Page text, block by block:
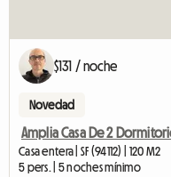
$131 / noche
Novedad
Amplia Casa De 2
Casa entera | SF (94112) | 120 M2
5 pers. | 5 noches mínimo